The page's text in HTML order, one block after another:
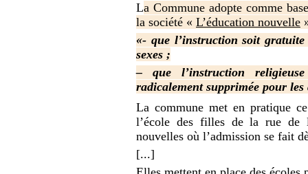
La Commune adopte comme
la société «L’éducation nouvelle
«- que l’instruction soit
sexes ;
– que l’instruction
radicalement supprimée pour les
La commune met en pratique
l’école des filles de la rue de
nouvelles où l’admission se fait
[...]